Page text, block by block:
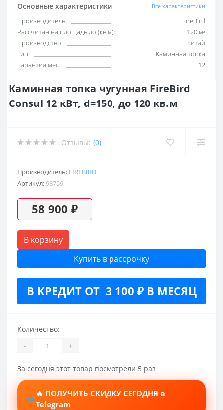
Основные характеристики Все характеристики
Производитель:
FireBird
Рассчитан на площадь до (кв.м):
120 м²
Производство:
Китай
Тип:
Каминная топка
Гарантия мес.:
12
Каминная топка чугунная FireBird
Consul 12 кВт, d=150, до 120 кв.м
Отзывы: (0)
Производитель: FIREBIRD
Артикул: 98759
58 900 ₽
В корзину
Купить в рассрочку
В КРЕДИТ ОТ 3 100 ₽ В МЕСЯЦ
Количество:
- +
За сегодня этот товар посмотрели 5 раз
🔥 ПОЛУЧИТЬ СКИДКУ СЕГОДНЯ в
Telegram